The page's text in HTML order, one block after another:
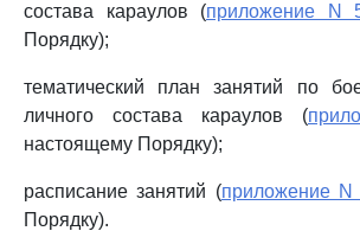
состава караулов (приложение N
Порядку);
тематический план занятий по
личного состава караулов (
настоящему Порядку);
расписание занятий (приложение N
Порядку).